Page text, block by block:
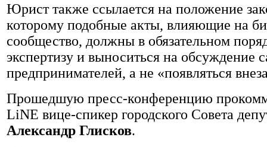
Юрист также ссылается на положение
которому подобные акты, влияющие на
сообщество, должны в обязательном
экспертизу и выноситься на обсуждение
предпринимателей, а не «появляться
Прошедшую пресс-конференцию
LiNE вице-спикер городского Совета
Александр Глисков.